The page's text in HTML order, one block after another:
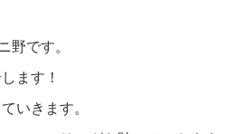
です。
ます！
いきます。